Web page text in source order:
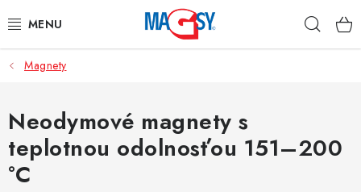
na
HLAVNÉ KATEGÓRIE
MAGNETICKÉ POMÔCKY
PRIEMYSELNÉ MAGNETY
Magnety
Neodymové magnety s
teplotnou odolnosťou 151–200
°C